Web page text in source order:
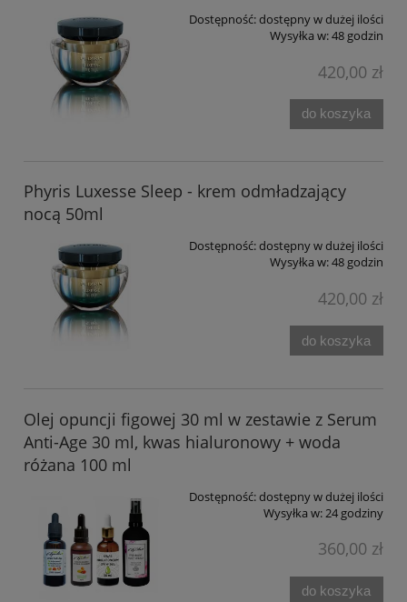
Dostępność:dostępny w dużej ilości
Wysyłka w:48 godzin
420,00 zł
do koszyka
Phyris Luxesse Sleep - krem odmładzający
nocą 50ml
Dostępność:dostępny w dużej ilości
Wysyłka w:48 godzin
420,00 zł
do koszyka
Olej opuncji figowej 30 ml w zestawie z Serum
Anti-Age 30 ml, kwas hialuronowy + woda
różana 100 ml
Dostępność:dostępny w dużej ilości
Wysyłka w: 24 godziny
360,00 zł
do koszyka